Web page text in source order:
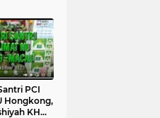
PCI
Hongkong,
KH